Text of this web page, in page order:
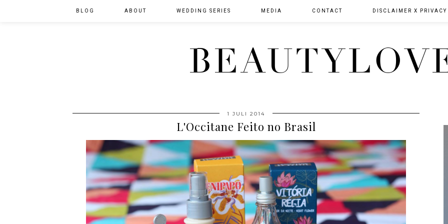
BLOG ABOUT WEDDING SERIES MEDIA CONTACT DISCLAIMER X PRIVACY
1 JULI 2014
L'Occitane Feito no Brasil